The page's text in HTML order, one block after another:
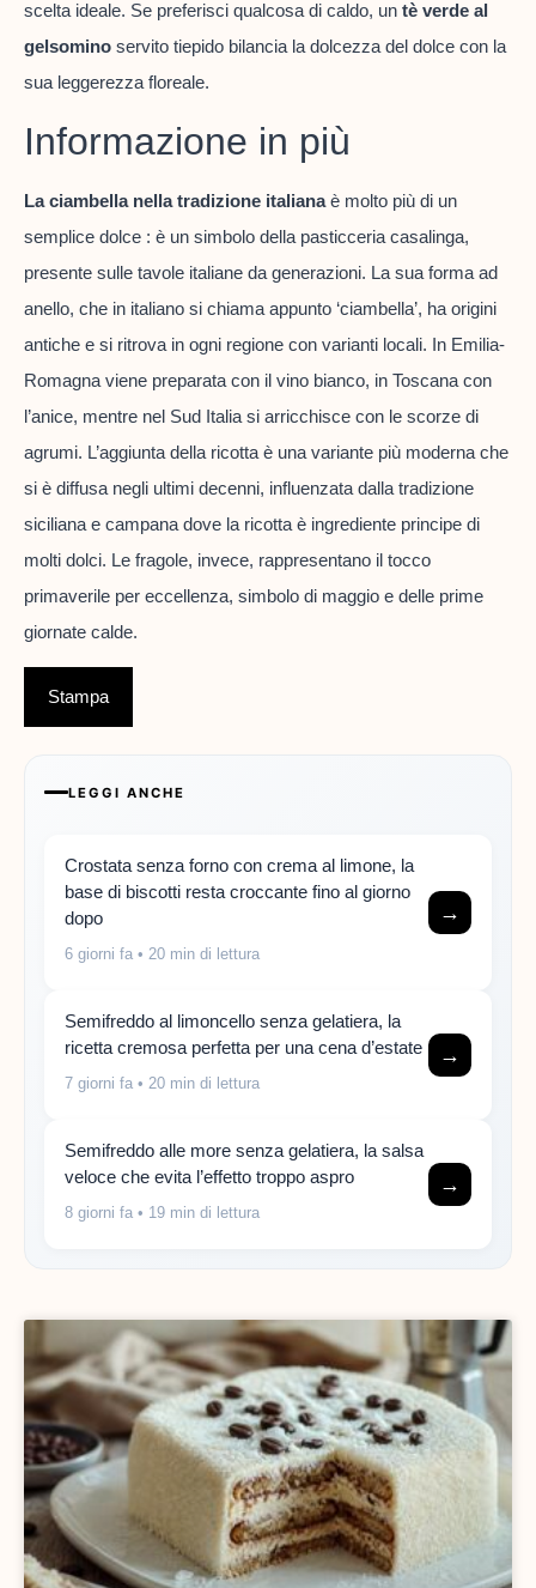
scelta ideale. Se preferisci qualcosa di caldo, un tè verde al
gelsomino servito tiepido bilancia la dolcezza del dolce con la
sua leggerezza floreale.
Informazione in più
La ciambella nella tradizione italianaè molto più di un
semplice dolce : è un simbolo della pasticceria casalinga,
presente sulle tavole italiane da generazioni. La sua forma ad
anello, che in italiano si chiama appunto ‘ciambella’, ha origini
antiche e si ritrova in ogni regione con varianti locali. In Emilia-
Romagna viene preparata con il vino bianco, in Toscana con
l’anice, mentre nel Sud Italia si arricchisce con le scorze di
agrumi. L’aggiunta della ricotta è una variante più moderna che
si è diffusa negli ultimi decenni, influenzata dalla tradizione
siciliana e campana dove la ricotta è ingrediente principe di
molti dolci. Le fragole, invece, rappresentano il tocco
primaverile per eccellenza, simbolo di maggio e delle prime
giornate calde.
Stampa
LEGGI ANCHE
Crostata senza forno con crema al limone, la
base di biscotti resta croccante fino al giorno
dopo
6 giorni fa • 20 min di lettura
→
Semifreddo al limoncello senza gelatiera, la
ricetta cremosa perfetta per una cena d’estate
7 giorni fa • 20 min di lettura
→
Semifreddo alle more senza gelatiera, la salsa
veloce che evita l’effetto troppo aspro
8 giorni fa • 19 min di lettura
→